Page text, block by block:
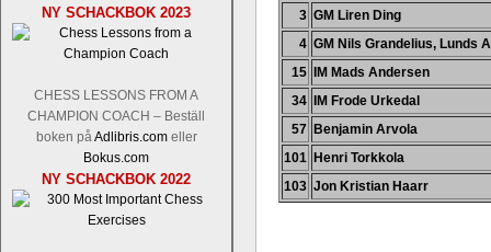
NY SCHACKBOK 2023
CHESS LESSONS FROM A
CHAMPION COACH – Beställ
boken påAdlibris.comeller
Bokus.com
NY SCHACKBOK 2022
Den sjunde upplagan av
3 GM Liren Ding
4 GM Nils Grandelius, Lunds
15
IM Mads Andersen
34
IM Frode Urkedal
57 Benjamin Arvola
101 Henri Torkkola
103 Jon Kristian Haarr